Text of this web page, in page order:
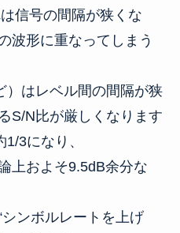
信号の間隔が狭くな
波形に重なってしまう
）はレベル間の間隔が狭
S/N比が厳しくなります
1/3になり、
上およそ9.5dB余分な
ンボルレートを上げ